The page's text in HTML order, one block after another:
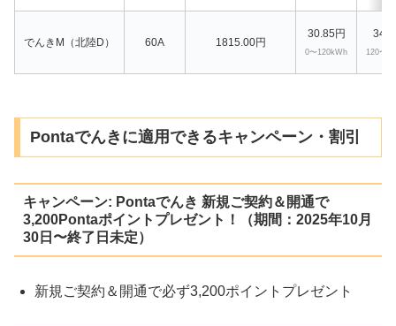
でんきM（北陸D） 60A 1815.00円
30.85円
0〜120kWh 120〜
Pontaでんきに適用できるキャンペーン・割引
キャンペーン: Pontaでんき 新規ご契約＆開通で
3,200Pontaポイントプレゼント！（期間：2025年10月
30日〜終了日未定）
新規ご契約＆開通で必ず3,200ポイントプレゼント